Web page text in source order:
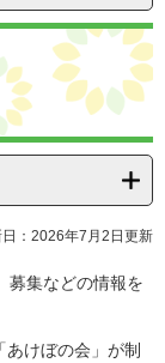
：2026年7月2日更新
募集などの情報を
あけぼの会」が制